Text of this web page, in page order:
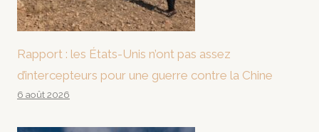
Rapport : les États-Unis n’ont pas assez
d’intercepteurs pour une guerre contre la Chine
6 août 2026